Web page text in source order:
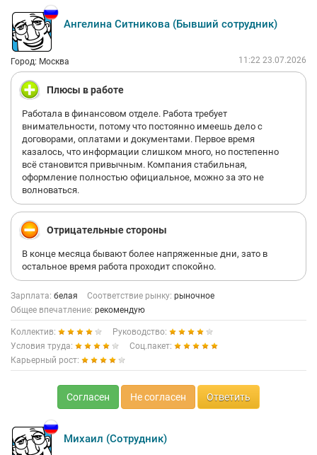
Ангелина Ситникова (Бывший сотрудник)
Город: Москва 11:22 23.07.2026
Плюсы в работе
Работала в финансовом отделе. Работа требует
внимательности, потому что постоянно имеешь дело с
договорами, оплатами и документами. Первое время
казалось, что информации слишком много, но постепенно
всё становится привычным. Компания стабильная,
оформление полностью официальное, можно за это не
волноваться.
Отрицательные стороны
В конце месяца бывают более напряженные дни, зато в
остальное время работа проходит спокойно.
Зарплата: белая Соответствие рынку: рыночное
Общее впечатление: рекомендую
Коллектив:
Руководство:
Условия труда:
Соц.пакет:
Карьерный рост:
Согласен Не согласен Ответить
Михаил (Сотрудник)